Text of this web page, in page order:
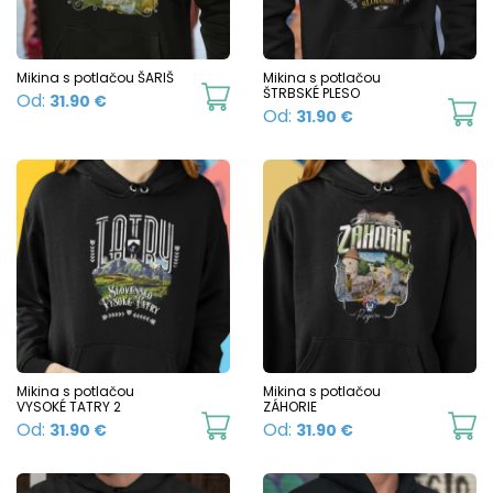
product
page
Mikina s potlačou ŠARIŠ
Od: 31.90 €
This
product
has
multiple
variants.
The
options
be
chosen
Mikina s potlačou
ŠTRBSKÉ PLESO
Od: 31.90 €
Mikina s potlačou
VYSOKÉ TATRY 2
Od: 31.90 €
This
has
Mikina s potlačou
ZÁHORIE
Od: 31.90 €